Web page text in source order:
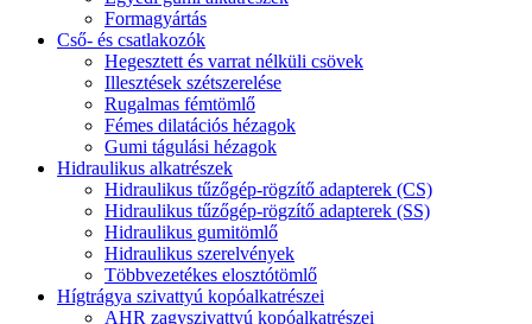
Formagyártás
Cső- és csatlakozók
Hegesztett és varrat nélküli csövek
Illesztések szétszerelése
Rugalmas fémtömlő
Fémes dilatációs hézagok
Gumi tágulási hézagok
Hidraulikus alkatrészek
Hidraulikus tűzőgép-rögzítő adapterek (CS)
Hidraulikus tűzőgép-rögzítő adapterek (SS)
Hidraulikus gumitömlő
Hidraulikus szerelvények
Többvezetékes elosztótömlő
Hígtrágya szivattyú kopóalkatrészei
AHR zagyszivattyú kopóalkatrészei